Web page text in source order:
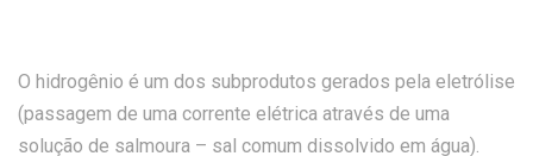
O hidrogênio é um dos subprodutos gerados pela eletrólise
(passagem de uma corrente elétrica através de uma
solução de salmoura – sal comum dissolvido em água).